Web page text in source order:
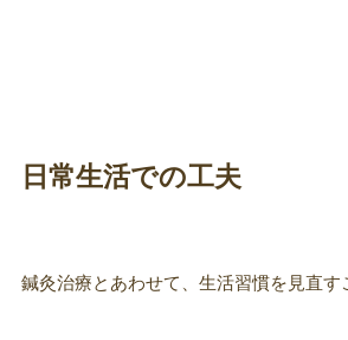
日常生活での工夫
鍼灸治療とあわせて、生活習慣を見直す